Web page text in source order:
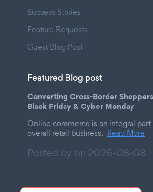
Success Stories
Feature Requests
Guest Blog Post
Featured Blog post
Converting Cross-Border
Black Friday & Cyber Monday
Online commerce is an integral part
overall retail business. Read More
Posted by on 2026-08-08